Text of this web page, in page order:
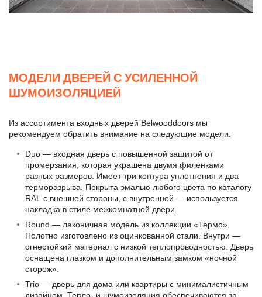
МОДЕЛИ ДВЕРЕЙ С УСИЛЕННОЙ
ШУМОИЗОЛЯЦИЕЙ
Из ассортимента входных дверей Belwooddoors мы
рекомендуем обратить внимание на следующие модели:
Duo — входная дверь с повышенной защитой от
промерзания, которая украшена двумя филенками
разных размеров. Имеет три контура уплотнения и два
терморазрыва. Покрыта эмалью любого цвета по каталогу
RAL с внешней стороны, с внутренней — используется
накладка в стиле межкомнатной двери.
Round — лаконичная модель из коллекции «Термо».
Полотно изготовлено из оцинкованной стали. Внутри —
огнестойкий материал с низкой теплопроводностью. Дверь
оснащена глазком и дополнительным замком «ночной
сторож».
Trio — дверь для дома или квартиры с минималистичным